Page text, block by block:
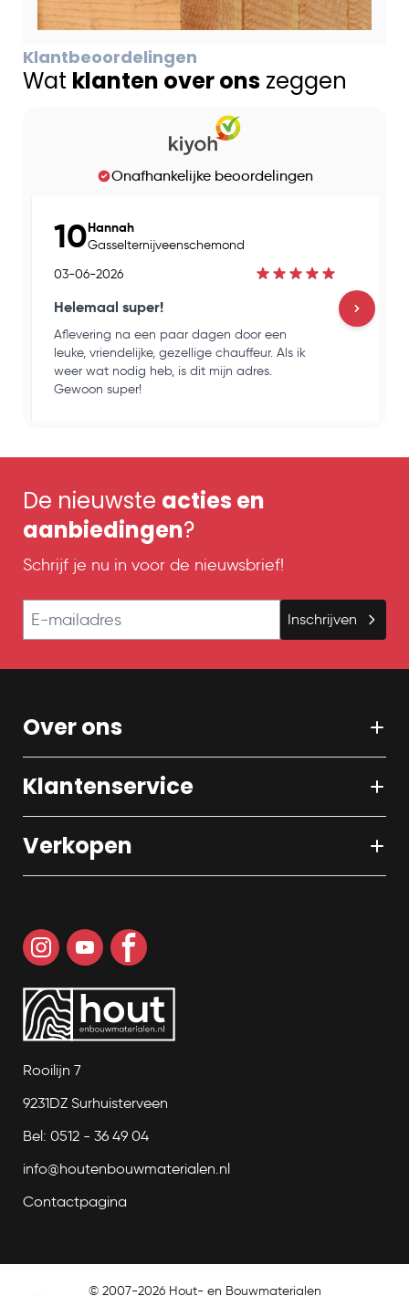
Klantbeoordelingen
Wat klanten over ons zeggen
Onafhankelijke beoordelingen
10Hannah
Gasselternijveenschemond
03-06-2026
Helemaal super!
Aflevering na een paar dagen door een
leuke, vriendelijke, gezellige chauffeur. Als ik
weer wat nodig heb, is dit mijn adres.
Gewoon super!
De nieuwste acties en
aanbiedingen?
Schrijf je nu in voor de nieuwsbrief!
Inschrijven
Over ons
Klantenservice
Verkopen
Rooilijn 7
9231DZ Surhuisterveen
Bel: 0512 - 36 49 04
info@houtenbouwmaterialen.nl
Contactpagina
© 2007-2026 Hout- en Bouwmaterialen